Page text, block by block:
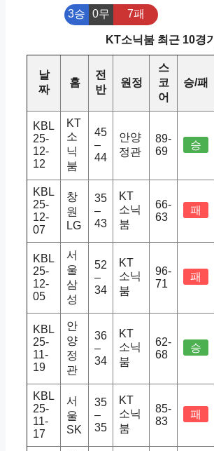
3승 0무 7패
KT소닉붐 최근 10경기
날
짜
홈
전
반
원정
스
코
어
승/패
KBL
25-
12-
12
KT
소
닉
붐
45
–
44
안양
정관
89-
69
승
KBL
25-
12-
07
창
원
LG
35
–
43
KT
소닉
붐
66-
63
패
KBL
25-
12-
05
서
울
삼
성
52
–
34
KT
소닉
붐
96-
71
패
KBL
25-
11-
19
안
양
정
관
36
–
34
KT
소닉
붐
62-
68
승
KBL
25-
11-
17
서
울
SK
35
–
35
KT
소닉
붐
85-
83
패